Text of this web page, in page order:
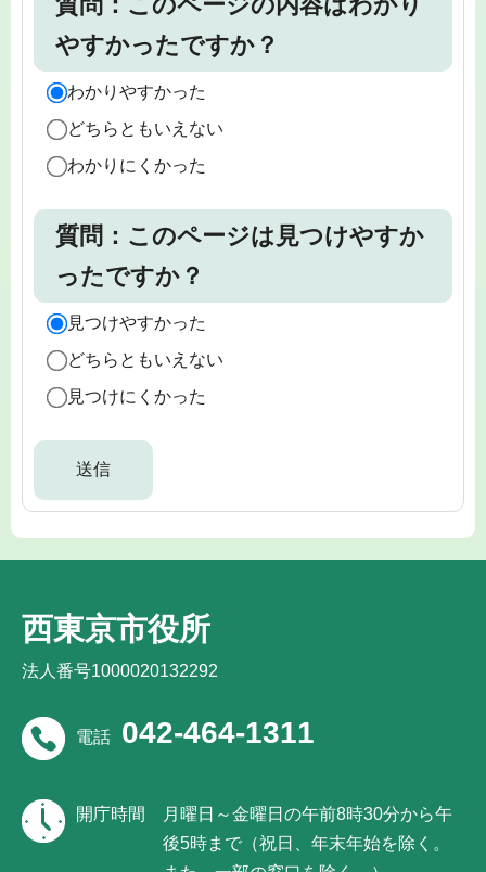
やすかったですか？
わかりやすかった
どちらともいえない
わかりにくかった
質問：このページは見つけやすか
ったですか？
見つけやすかった
どちらともいえない
見つけにくかった
西東京市役所
法人番号1000020132292
電話 042-464-1311
開庁時間
月曜日～金曜日の午前8時30分から午
後5時まで（祝日、年末年始を除く。